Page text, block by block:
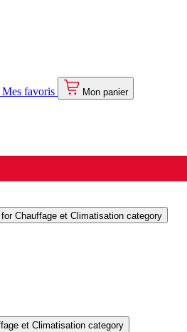
Mes favoris Mon panier
Chauffage et Climatisation category
et Climatisation category